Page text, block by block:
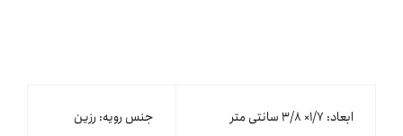
ابعاد: ۱/٧× ۳/٨ سانتی متر جنس رویه: رزین